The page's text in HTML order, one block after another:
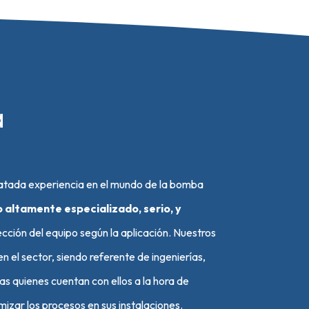
experiencia en el mundo de la bomba
altamente especializado, serio, y
del equipo según la aplicación. Nuestros
el sector, siendo referente de ingenierías,
quienes cuentan con ellos a la hora de
los procesos en sus instalaciones.